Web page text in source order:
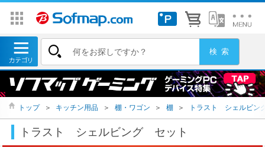
トップ ＞ キッチン用品 ＞ 棚・ワゴン ＞ 棚 ＞ トラスト シェルビン
トラスト シェルビング セット